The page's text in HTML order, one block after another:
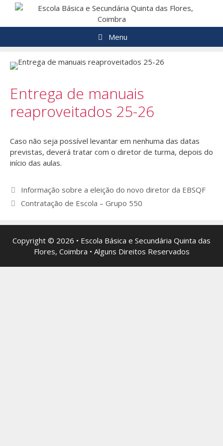
Saltar
o
Menu
Entrega de manuais
reaproveitados 25-26
Caso não seja possível levantar em nenhuma das datas
previstas, deverá tratar com o diretor de turma, depois do
início das aulas.
Navegação
de
Informação sobre a eleição do novo diretor da EBSQF
Contratação de Escola – Grupo 550
Copyright © 2026 • Escola Básica e Secundária Quinta das
Flores, Coimbra • Alguns Direitos Reservados